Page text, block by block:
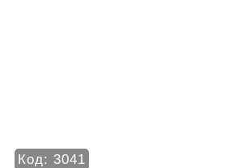
Код: 3041